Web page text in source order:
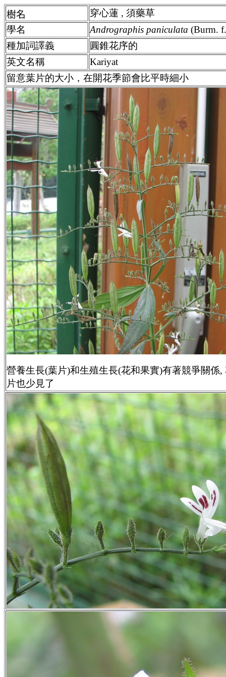
樹名
穿心蓮 , 須藥草
學名
Andrographis paniculata (Burm.
種加詞譯義
圓錐花序的
英文名稱
Kariyat
留意葉片的大小，在開花季節會比平時細小
營養生長(葉片)和生殖生長(花和果實)有著競爭關係,
片也少見了